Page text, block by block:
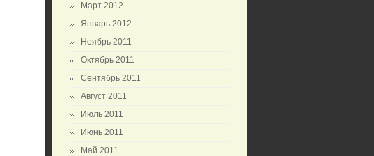
Март 2012
Январь 2012
Ноябрь 2011
Октябрь 2011
Сентябрь 2011
Август 2011
Июль 2011
Июнь 2011
Май 2011